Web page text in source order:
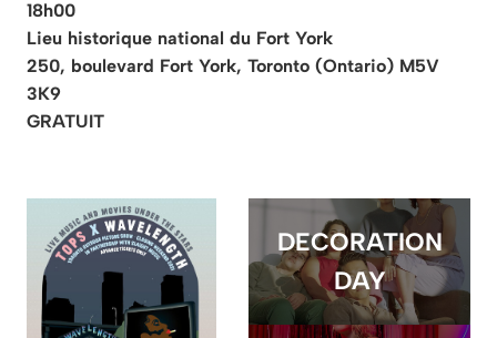
18h00
Lieu historique national du Fort York
250, boulevard Fort York, Toronto (Ontario) M5V
3K9
GRATUIT
DECORATION
DAY